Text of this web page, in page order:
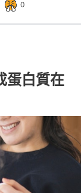
0
蛋白質在